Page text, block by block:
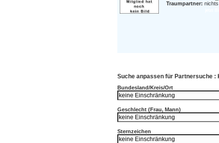
Traumpartner:
Suche anpassen für Partnersuche :
Bundesland/Kreis/Ort
Geschlecht (Frau, Mann)
Sternzeichen